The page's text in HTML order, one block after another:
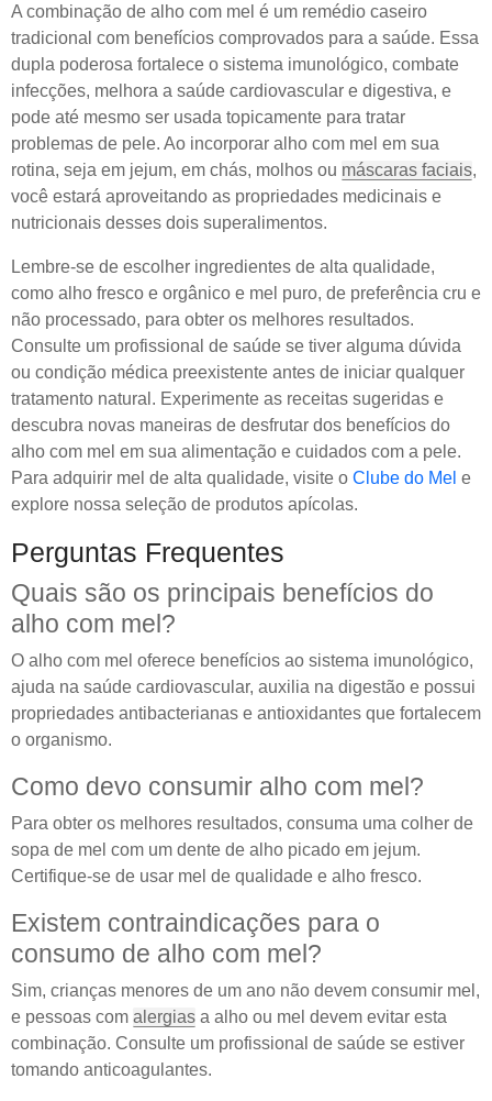
A combinação de alho com mel é um remédio caseiro
tradicional com benefícios comprovados para a saúde. Essa
dupla poderosa fortalece o sistema imunológico, combate
infecções, melhora a saúde cardiovascular e digestiva, e
pode até mesmo ser usada topicamente para tratar
problemas de pele. Ao incorporar alho com mel em sua
rotina, seja em jejum, em chás, molhos ou máscaras faciais,
você estará aproveitando as propriedades medicinais e
nutricionais desses dois superalimentos.
Lembre-se de escolher ingredientes de alta qualidade,
como alho fresco e orgânico e mel puro, de preferência cru e
não processado, para obter os melhores resultados.
Consulte um profissional de saúde se tiver alguma dúvida
ou condição médica preexistente antes de iniciar qualquer
tratamento natural. Experimente as receitas sugeridas e
descubra novas maneiras de desfrutar dos benefícios do
alho com mel em sua alimentação e cuidados com a pele.
Para adquirir mel de alta qualidade, visite o Clube do Mel e
explore nossa seleção de produtos apícolas.
Perguntas Frequentes
Quais são os principais benefícios do
alho com mel?
O alho com mel oferece benefícios ao sistema imunológico,
ajuda na saúde cardiovascular, auxilia na digestão e possui
propriedades antibacterianas e antioxidantes que fortalecem
o organismo.
Como devo consumir alho com mel?
Para obter os melhores resultados, consuma uma colher de
sopa de mel com um dente de alho picado em jejum.
Certifique-se de usar mel de qualidade e alho fresco.
Existem contraindicações para o
consumo de alho com mel?
Sim, crianças menores de um ano não devem consumir mel,
e pessoas com alergias a alho ou mel devem evitar esta
combinação. Consulte um profissional de saúde se estiver
tomando anticoagulantes.